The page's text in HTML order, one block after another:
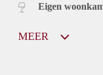
Eigen
MEER